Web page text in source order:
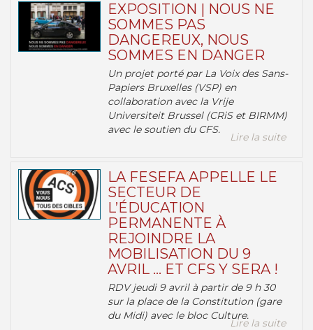
EXPOSITION | NOUS NE
SOMMES PAS
DANGEREUX, NOUS
SOMMES EN DANGER
Un projet porté par La Voix des Sans-
Papiers Bruxelles (VSP) en
collaboration avec la Vrije
Universiteit Brussel (CRiS et BIRMM)
avec le soutien du CFS.
Lire la suite
LA FESEFA APPELLE LE
SECTEUR DE
L’ÉDUCATION
PERMANENTE À
REJOINDRE LA
MOBILISATION DU 9
AVRIL … ET CFS Y SERA !
RDV jeudi 9 avril à partir de 9 h 30
sur la place de la Constitution (gare
du Midi) avec le bloc Culture.
Lire la suite